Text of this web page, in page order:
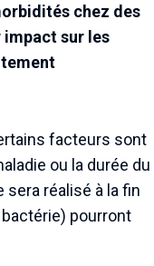
chez des
impact sur les
facteurs sont
ou la durée du
réalisé à la fin
pourront